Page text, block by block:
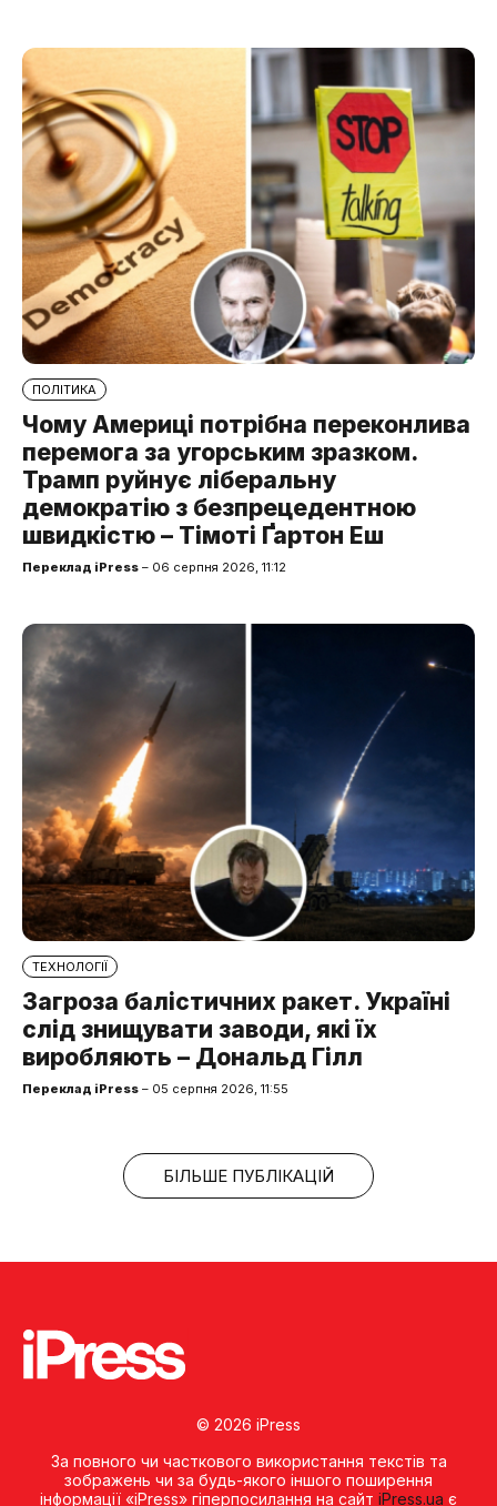
ПОЛІТИКА
Чому Америці потрібна переконлива
перемога за угорським зразком.
Трамп руйнує ліберальну
демократію з безпрецедентною
швидкістю – Тімоті Ґартон Еш
Переклад iPress – 06 серпня 2026, 11:12
ТЕХНОЛОГІЇ
Загроза балістичних ракет. Україні
слід знищувати заводи, які їх
виробляють – Дональд Гілл
Переклад iPress – 05 серпня 2026, 11:55
БІЛЬШЕ ПУБЛІКАЦІЙ
© 2026 iPress
За повного чи часткового використання текстів та
зображень чи за будь-якого іншого поширення
інформації «iPress» гіперпосилання на сайт iPress.ua є